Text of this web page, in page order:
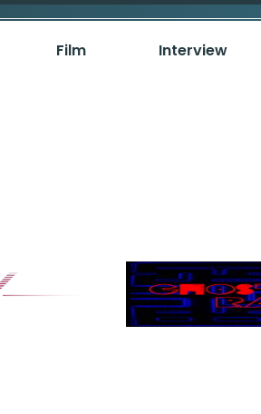
Film Interview